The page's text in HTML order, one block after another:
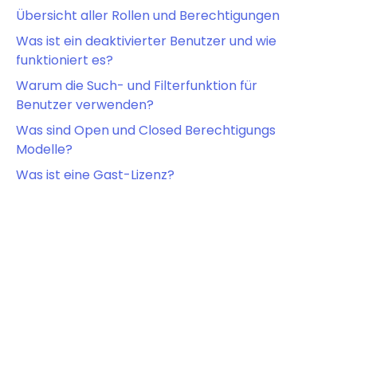
Übersicht aller Rollen und Berechtigungen
Was ist ein deaktivierter Benutzer und wie
funktioniert es?
Warum die Such- und Filterfunktion für
Benutzer verwenden?
Was sind Open und Closed Berechtigungs
Modelle?
Was ist eine Gast-Lizenz?